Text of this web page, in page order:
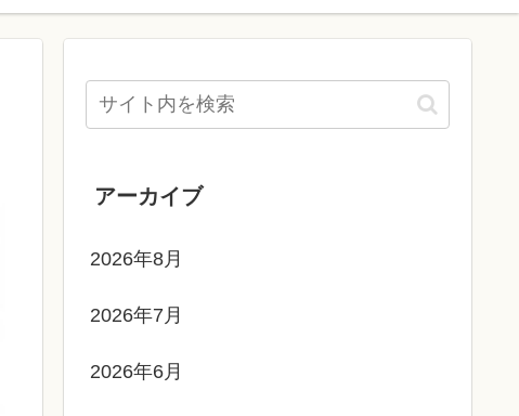
アーカイブ
2026年8月
2026年7月
2026年6月